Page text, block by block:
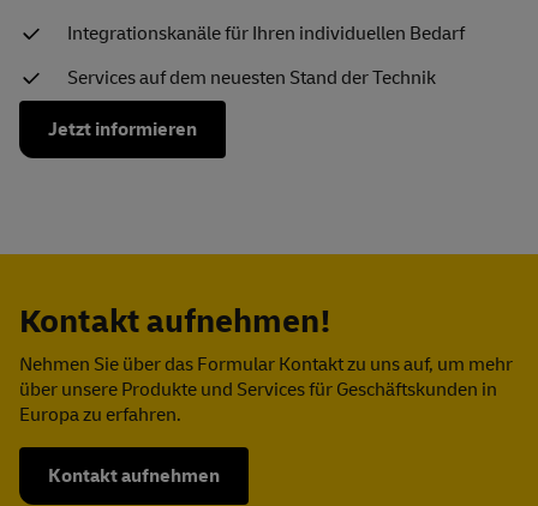
Integrationskanäle für Ihren individuellen Bedarf
Services auf dem neuesten Stand der Technik
Jetzt informieren
Kontakt aufnehmen!
Nehmen Sie über das Formular Kontakt zu uns auf, um mehr
über unsere Produkte und Services für Geschäftskunden in
Europa zu erfahren.
Kontakt aufnehmen